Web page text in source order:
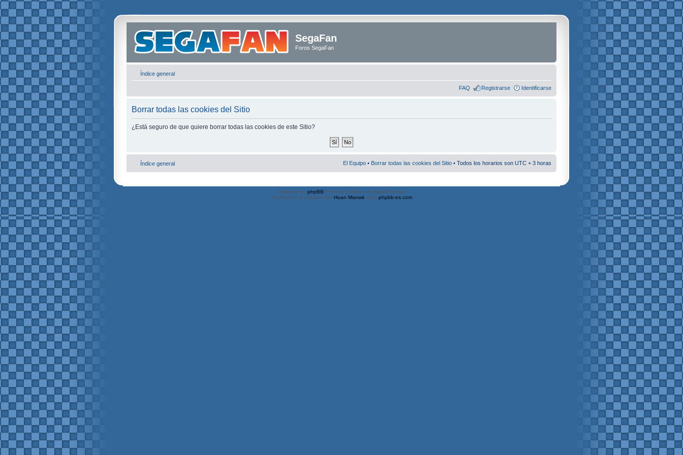
SegaFan
Foros SegaFan
Índice general
FAQ Registrarse Identificarse
Borrar todas las cookies del Sitio
¿Está seguro de que quiere borrar todas las cookies de este Sitio?
Índice general El Equipo • Borrar todas las cookies del Sitio • Todos los horarios son UTC + 3 horas
Powered by phpBB® Forum Software © phpBB Group
Traducción al español por Huan Manwë para phpbb-es.com